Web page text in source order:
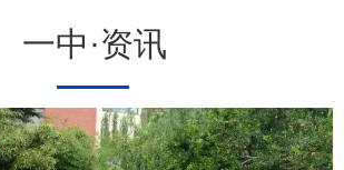
一中·资讯